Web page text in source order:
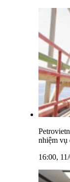
nhiệm vụ
16:00,